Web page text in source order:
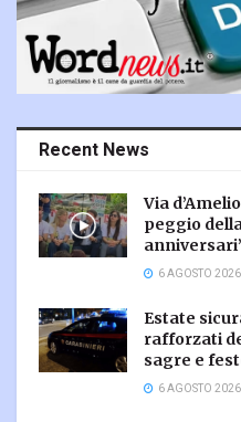
Recent News
Via
peggio
6 AGOSTO 2026
Estate
rafforzati
sagre e
6 AGOSTO 2026